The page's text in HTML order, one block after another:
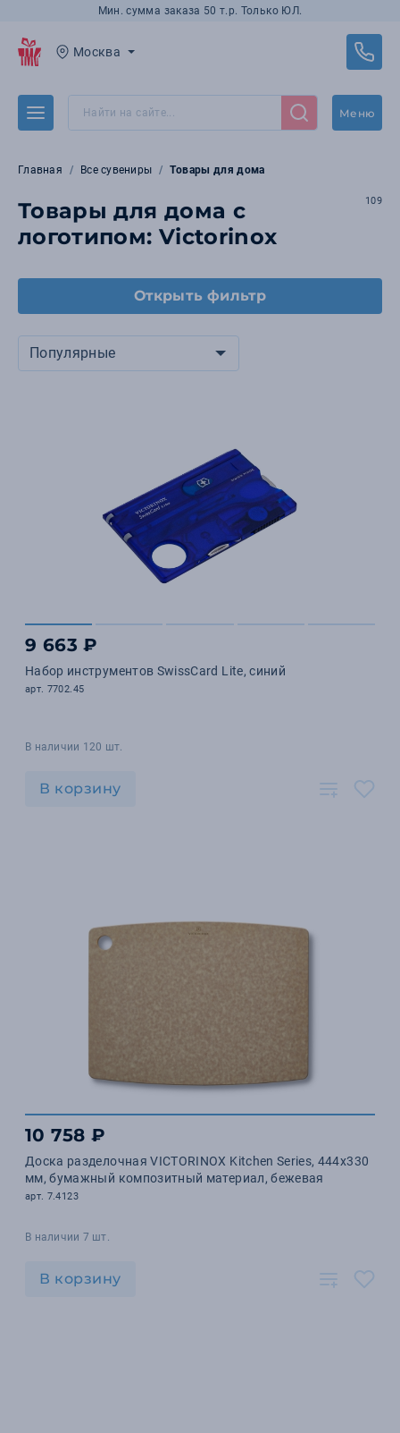
Мин. сумма заказа 50 т.р. Только ЮЛ.
Москва
Меню
Главная Все сувениры Товары для дома
Товары для дома с
логотипом: Victorinox
109
Открыть фильтр
Популярные
9 663 ₽
Набор инструментов SwissCard Lite, синий
арт. 7702.45
В наличии 120 шт.
В корзину
10 758 ₽
Доска разделочная VICTORINOX Kitchen Series, 444x330
мм, бумажный композитный материал, бежевая
арт. 7.4123
В наличии 7 шт.
В корзину